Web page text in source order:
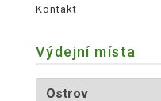
Kontakt
Výdejní místa